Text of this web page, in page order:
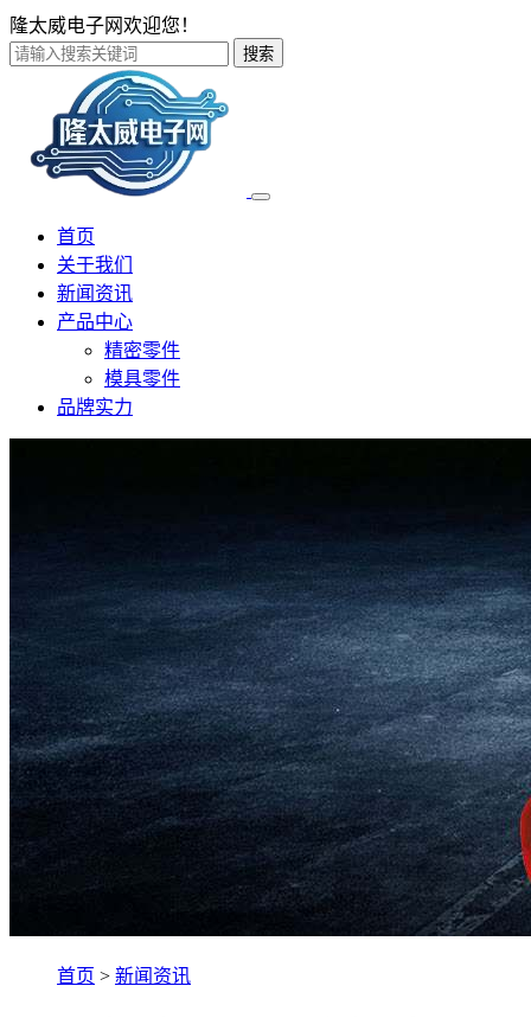
隆太威电子网欢迎您！
搜索
首页
关于我们
新闻资讯
产品中心
精密零件
模具零件
品牌实力
首页 > 新闻资讯